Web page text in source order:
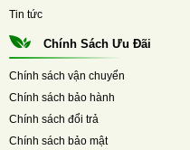
Tin tức
Chính Sách Ưu Đãi
Chính sách vận chuyển
Chính sách bảo hành
Chính sách đổi trả
Chính sách bảo mật